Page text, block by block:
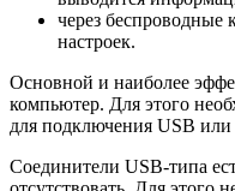
через беспроводные
настроек.
Основной и наиболее
компьютер. Для этого
для подключения USB
Соединители USB-типа